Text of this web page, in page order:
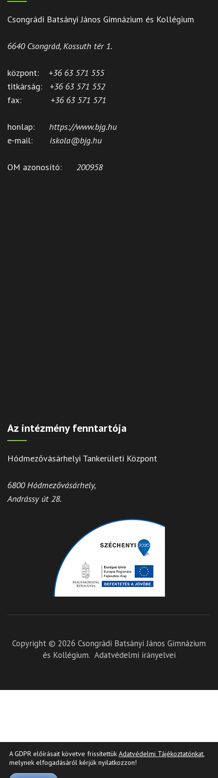
Csongrádi Batsányi János Gimnázium és Kollégium
6640 Csongrád, Kossuth tér 1.
központ: +36 63 571 555
titkárság: +36 63 571 552
fax: +36 63 571 571
honlap: https://www.bjg.hu
e-mail: iskola@bjg.hu
OM azonosító: 200958
Az intézmény fenntartója
Hódmezővásárhelyi Tankerületi Központ
6800 Hódmezővásárhely,
Andrássy út 28.
Copyright © 2026 Csongrádi Batsányi János Gimnázium
és Kollégium. Adatvédelmi irányelvei
A GDPR előírásait követve frissítettük Adatvédelmi Tájékoztatónkat,
melynek elfogadásáról kérjük nyilatkozzon!